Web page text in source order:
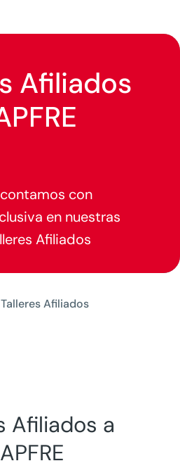
Afiliados
contamos con
en nuestras
Afiliados
Talleres Afiliados
Afiliados a